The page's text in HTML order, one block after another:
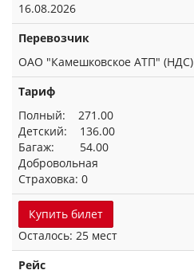
16.08.2026
Перевозчик
ОАО "Камешковское АТП" (НДС)
Тариф
Полный: 271.00
Детский: 136.00
Багаж: 54.00
Добровольная
Страховка: 0
Купить билет
Осталось: 25 мест
Рейс